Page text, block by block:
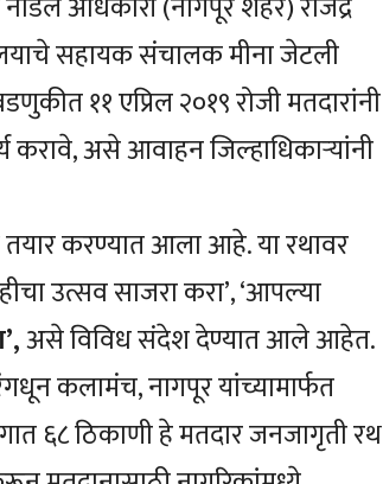
सहायक संचालक मीना जेटली
११ एप्रिल २०१९ रोजी मतदारांनी
असे आवाहन जिल्हाधिकाऱ्यांनी
तयार करण्यात आला आहे. या रथावर
उत्सव साजरा करा’, ‘आपल्या
असे विविध संदेश देण्यात आले आहेत.
कलामंच, नागपूर यांच्यामार्फत
६८ ठिकाणी हे मतदार जनजागृती रथ